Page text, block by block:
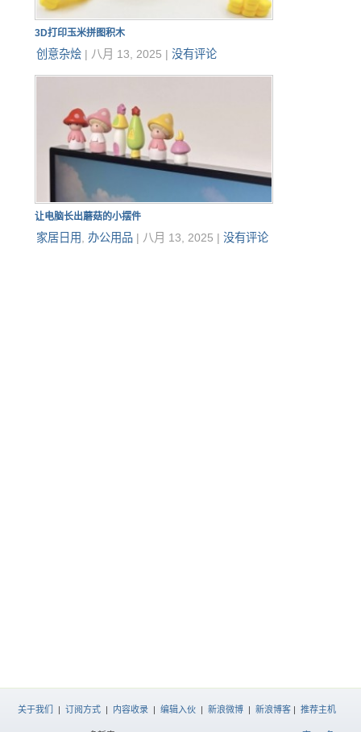
3D打印玉米拼图积木
创意杂烩| 八月 13, 2025 | 没有评论
让电脑长出蘑菇的小摆件
家居日用 办公用品| 八月 13, 2025 | 没有评论
关于我们 |订阅方式 | 内容收录 |编辑入伙 |新浪微博 |新浪博客 |推荐主机